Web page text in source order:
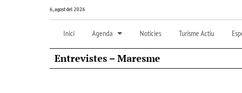
6, agost del 2026
Inici Agenda Notícies Turisme Actiu
Entrevistes – Maresme